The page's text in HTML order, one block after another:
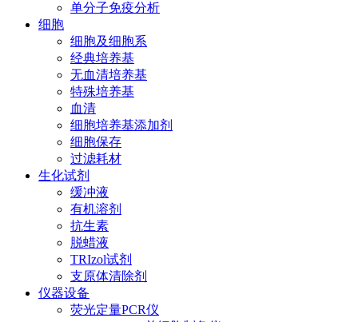
单分子免疫分析
细胞
细胞及细胞系
经典培养基
无血清培养基
特殊培养基
血清
细胞培养基添加剂
细胞保存
过滤耗材
生化试剂
缓冲液
有机溶剂
抗生素
脱蜡液
TRIzol试剂
支原体清除剂
仪器设备
荧光定量PCR仪